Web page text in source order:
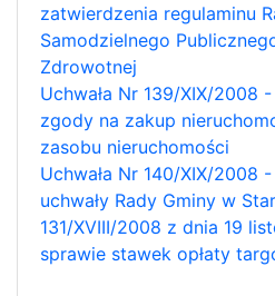
zatwierdzenia regulaminu
Samodzielnego
Zdrowotnej
Uchwała Nr 139/XIX/2008
zgody na zakup
zasobu nieruchomości
Uchwała Nr 140/XIX/2008
uchwały Rady Gminy w
131/XVIII/2008 z dnia 19
sprawie stawek opłaty